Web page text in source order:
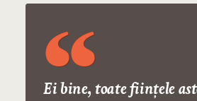
Ei bine, toate fiinţele